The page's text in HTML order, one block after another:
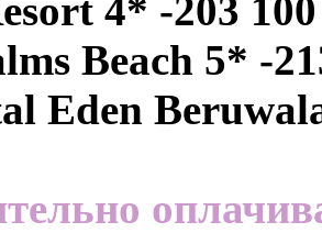
4* -203 100
Beach 5* -
Eden